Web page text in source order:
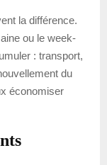
la différence.
ou le week-
: transport,
du
économiser